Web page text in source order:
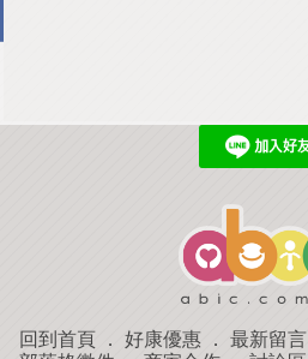
回到首頁 ． 好康優惠 ． 最新留言